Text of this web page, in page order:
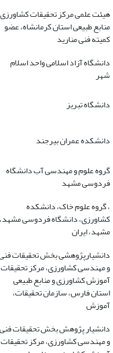
هیئت علمی مرکز تحقیقات
منابع طبیعی استان کرمانشاه، عضو
کمیته فنی منارید
دانشگاه آزاد اسلامی واحد اسلام
شهر
دانشگاه تبریز
دانشکده عمران بیرجند
گروه علوم و مهندسی آب دانشگاه
فردوسی مشهد
، گروه علوم خاک، دانشکده
کشاورزی، دانشگاه فردوسی مشهد،
مشهد، ایران
دانشیارپژوهشی بخش تحقیقات
و مهندسی کشاورزی، مرکز
آموزش کشاورزی و منابع طبیعی
استان فارس، سازمان تحقیقات،
آموزش
دانشیار پژوهش بخش تحقیقات فنی
و مهندسی کشاورزی، مرکز